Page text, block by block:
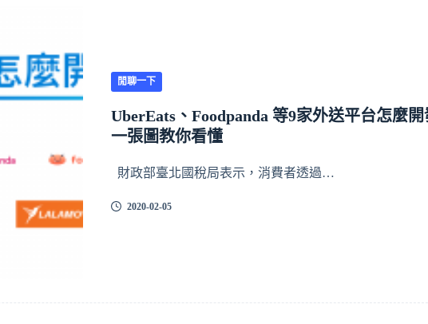
閒聊一下
UberEats、Foodpanda 等9家外送平台怎麼
一張圖教你看懂
財政部臺北國稅局表示，消費者透過…
2020-02-05